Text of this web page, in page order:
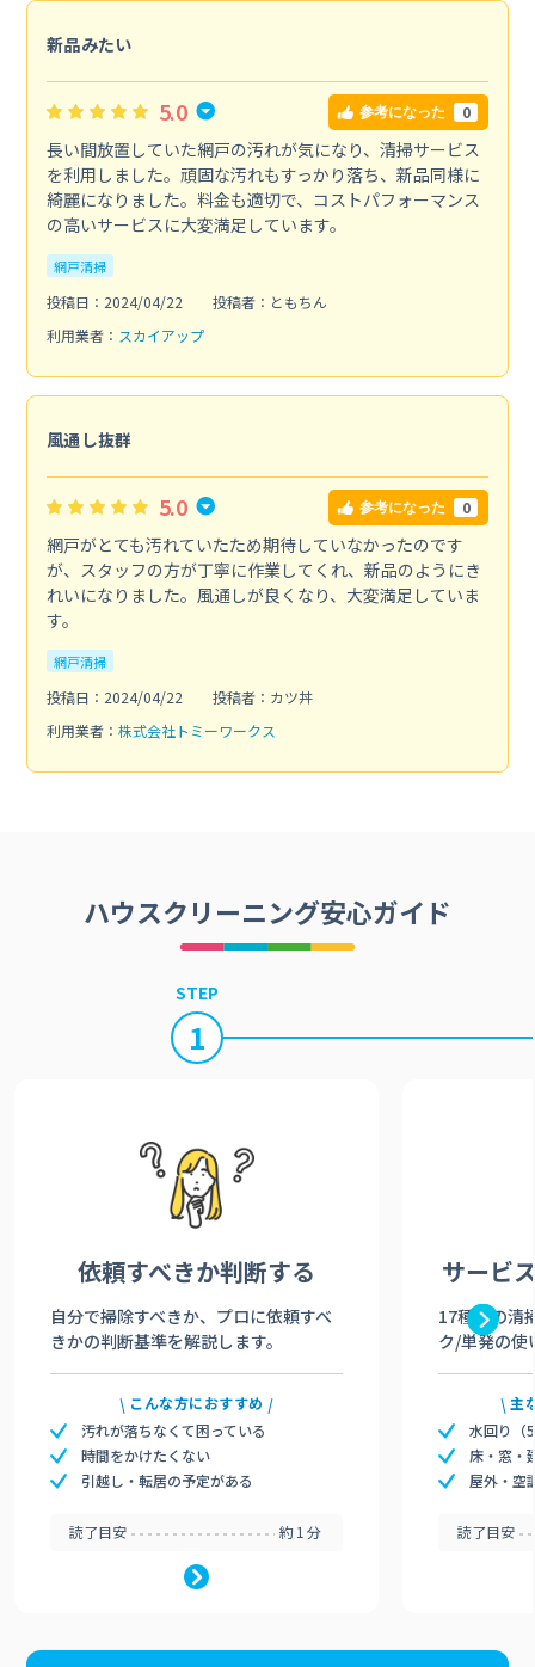
新品みたい
5.0 参考になった 0
長い間放置していた網戸の汚れが気になり、清掃サービス
を利用しました。頑固な汚れもすっかり落ち、新品同様に
綺麗になりました。料金も適切で、コストパフォーマンス
の高いサービスに大変満足しています。
網戸清掃
投稿日：2024/04/22
投稿者：ともちん
利用業者： スカイアップ
風通し抜群
5.0 参考になった 0
網戸がとても汚れていたため期待していなかったのです
が、スタッフの方が丁寧に作業してくれ、新品のようにき
れいになりました。風通しが良くなり、大変満足していま
す。
網戸清掃
投稿日：2024/04/22
投稿者：カツ丼
利用業者： 株式会社トミーワークス
ハウスクリーニング安心ガイド
STEP
1
依頼すべきか判断する
自分で掃除すべきか、プロに依頼すべ
きかの判断基準を解説します。
こんな方におすすめ
汚れが落ちなくて困っている
時間をかけたくない
引越し・転居の予定がある
読了目安 約1分
サービ
17種類の清
ク/単発の使
主
水回り（
床・窓・
屋外・空
読了目安